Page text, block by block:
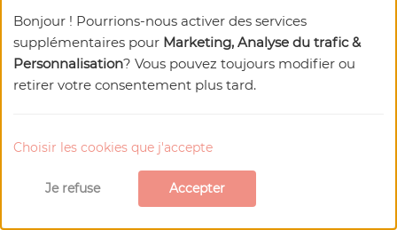
LE MALZIEU-VILLE
Bonjour ! Pourrions-nous activer des services
supplémentaires pour Marketing, Analyse du trafic &
Personnalisation? Vous pouvez toujours modifier ou
retirer votre consentement plus tard.
Choisir les cookies que j'accepte
Je refuse Accepter